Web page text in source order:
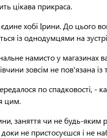
цікава прикраса.
хобі Ірини. До цього
із однодумцями на
намисто у магазинах
зовсім не пов'язана
по спадковості, -
цим.
заняття чи не будь-
доки не пристосуєшся і не